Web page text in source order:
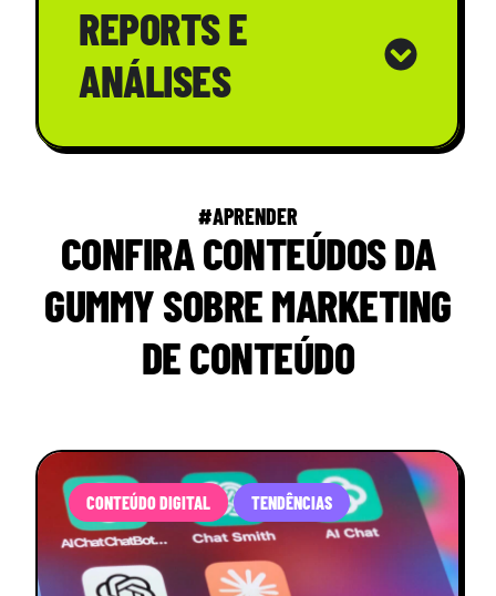
REPORTS E
ANÁLISES
#APRENDER
CONFIRA CONTEÚDOS DA
GUMMY SOBRE MARKETING
DE CONTEÚDO
CONTEÚDO DIGITAL TENDÊNCIAS